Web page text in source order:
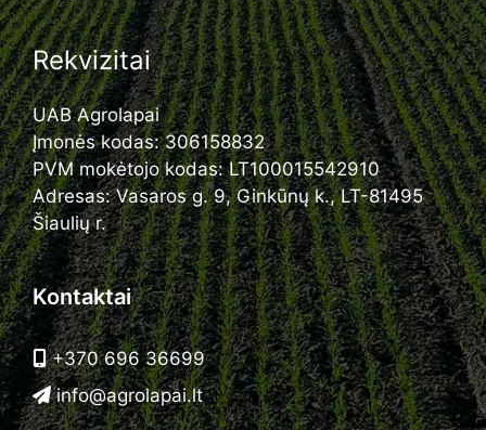
Rekvizitai
UAB Agrolapai
Įmonės kodas: 306158832
PVM mokėtojo kodas: LT100015542910
Adresas: Vasaros g. 9, Ginkūnų k., LT-81495
Šiaulių r.
Kontaktai
+370 696 36699
info@agrolapai.lt